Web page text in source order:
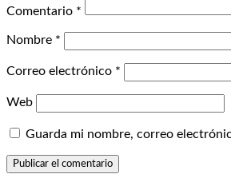
Comentario *
Nombre *
Correo electrónico *
Web
Guarda mi nombre, correo